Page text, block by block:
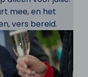
mee, en het
vers bereid.